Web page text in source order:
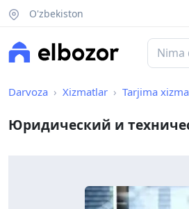
O'zbekiston
Darvoza Xizmatlar Tarjima
Юридический и